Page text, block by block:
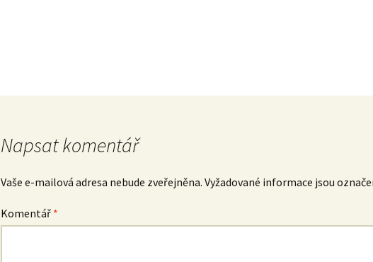
Napsat komentář
Vaše e-mailová adresa nebude zveřejněna. Vyžadované informace jsou
Komentář *